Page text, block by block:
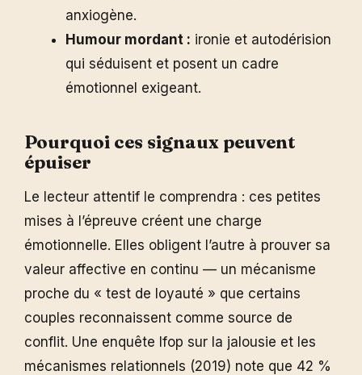
anxiogène.
Humour mordant : ironie et autodérision
qui séduisent et posent un cadre
émotionnel exigeant.
Pourquoi ces signaux peuvent
épuiser
Le lecteur attentif le comprendra : ces petites
mises à l’épreuve créent une charge
émotionnelle. Elles obligent l’autre à prouver sa
valeur affective en continu — un mécanisme
proche du « test de loyauté » que certains
couples reconnaissent comme source de
conflit. Une enquête Ifop sur la jalousie et les
mécanismes relationnels (2019) note que 42 %